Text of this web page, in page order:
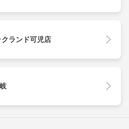
ランド可児店